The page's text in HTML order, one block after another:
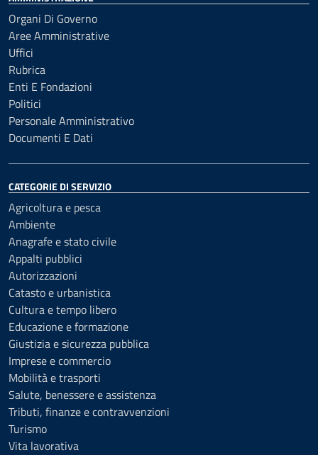
Organi Di Governo
Aree Amministrative
Uffici
Rubrica
Enti E Fondazioni
Politici
Personale Amministrativo
Documenti E Dati
CATEGORIE DI SERVIZIO
Agricoltura e pesca
Ambiente
Anagrafe e stato civile
Appalti pubblici
Autorizzazioni
Catasto e urbanistica
Cultura e tempo libero
Educazione e formazione
Giustizia e sicurezza pubblica
Imprese e commercio
Mobilità e trasporti
Salute, benessere e assistenza
Tributi, finanze e contravvenzioni
Turismo
Vita lavorativa